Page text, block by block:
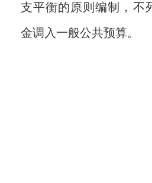
支平衡的原则编制，不
金调入一般公共预算。